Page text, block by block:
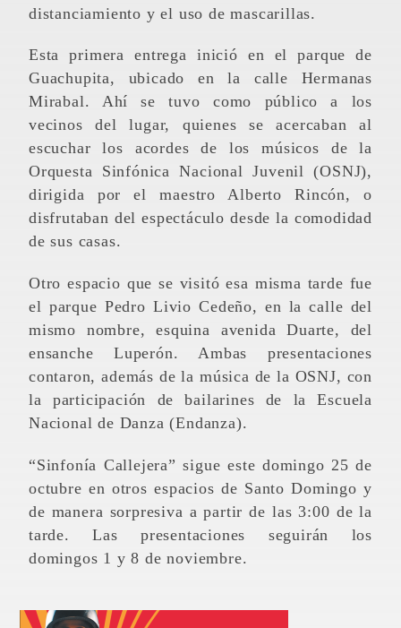
distanciamiento y el uso de mascarillas.
Esta primera entrega inició en el parque de
Guachupita, ubicado en la calle Hermanas
Mirabal. Ahí se tuvo como público a los
vecinos del lugar, quienes se acercaban al
escuchar los acordes de los músicos de la
Orquesta Sinfónica Nacional Juvenil (OSNJ),
dirigida por el maestro Alberto Rincón, o
disfrutaban del espectáculo desde la comodidad
de sus casas.
Otro espacio que se visitó esa misma tarde fue
el parque Pedro Livio Cedeño, en la calle del
mismo nombre, esquina avenida Duarte, del
ensanche Luperón. Ambas presentaciones
contaron, además de la música de la OSNJ, con
la participación de bailarines de la Escuela
Nacional de Danza (Endanza).
“Sinfonía Callejera” sigue este domingo 25 de
octubre en otros espacios de Santo Domingo y
de manera sorpresiva a partir de las 3:00 de la
tarde. Las presentaciones seguirán los
domingos 1 y 8 de noviembre.